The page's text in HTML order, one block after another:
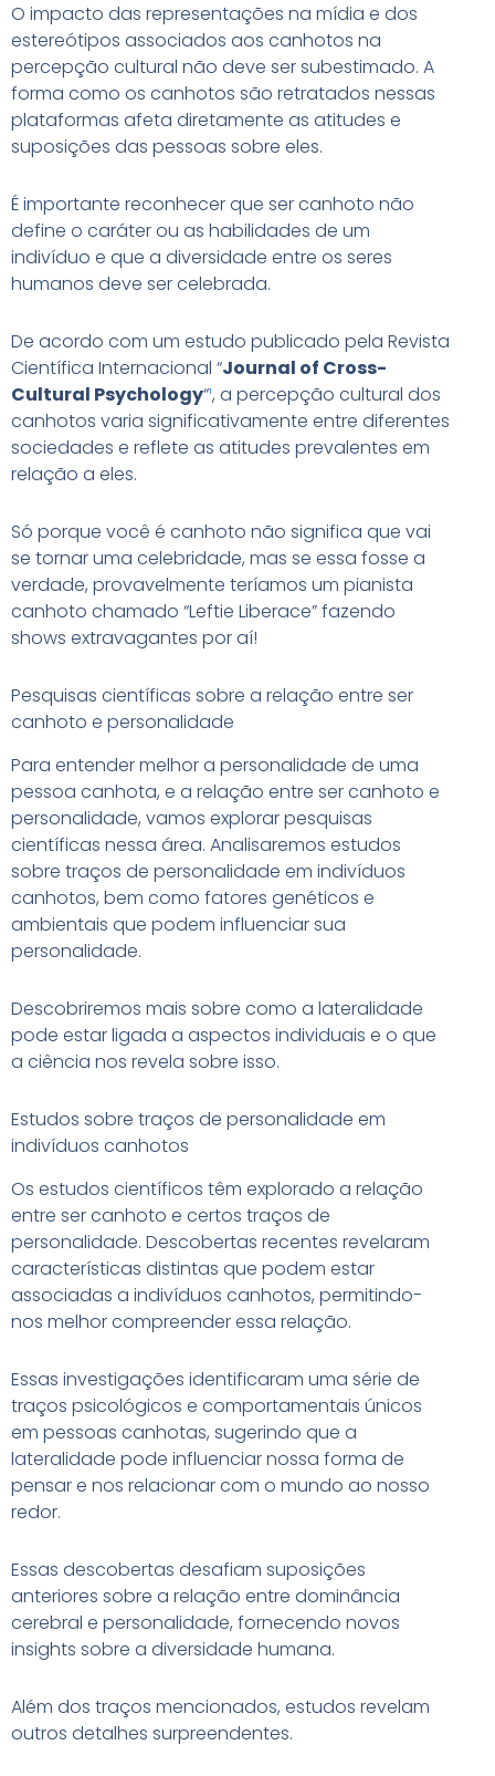
O impacto das representações na mídia e dos
estereótipos associados aos canhotos na
percepção cultural não deve ser subestimado. A
forma como os canhotos são retratados nessas
plataformas afeta diretamente as atitudes e
suposições das pessoas sobre eles.
É importante reconhecer que ser canhoto não
define o caráter ou as habilidades de um
indivíduo e que a diversidade entre os seres
humanos deve ser celebrada.
De acordo com um estudo publicado pela Revista
Científica Internacional “Journal of Cross-
Cultural Psychology“¹, a percepção cultural dos
canhotos varia significativamente entre diferentes
sociedades e reflete as atitudes prevalentes em
relação a eles.
Só porque você é canhoto não significa que vai
se tornar uma celebridade, mas se essa fosse a
verdade, provavelmente teríamos um pianista
canhoto chamado “Leftie Liberace” fazendo
shows extravagantes por aí!
Pesquisas científicas sobre a relação entre ser
canhoto e personalidade
Para entender melhor a personalidade de uma
pessoa canhota, e a relação entre ser canhoto e
personalidade, vamos explorar pesquisas
científicas nessa área. Analisaremos estudos
sobre traços de personalidade em indivíduos
canhotos, bem como fatores genéticos e
ambientais que podem influenciar sua
personalidade.
Descobriremos mais sobre como a lateralidade
pode estar ligada a aspectos individuais e o que
a ciência nos revela sobre isso.
Estudos sobre traços de personalidade em
indivíduos canhotos
Os estudos científicos têm explorado a relação
entre ser canhoto e certos traços de
personalidade. Descobertas recentes revelaram
características distintas que podem estar
associadas a indivíduos canhotos, permitindo-
nos melhor compreender essa relação.
Essas investigações identificaram uma série de
traços psicológicos e comportamentais únicos
em pessoas canhotas, sugerindo que a
lateralidade pode influenciar nossa forma de
pensar e nos relacionar com o mundo ao nosso
redor.
Essas descobertas desafiam suposições
anteriores sobre a relação entre dominância
cerebral e personalidade, fornecendo novos
insights sobre a diversidade humana.
Além dos traços mencionados, estudos revelam
outros detalhes surpreendentes.